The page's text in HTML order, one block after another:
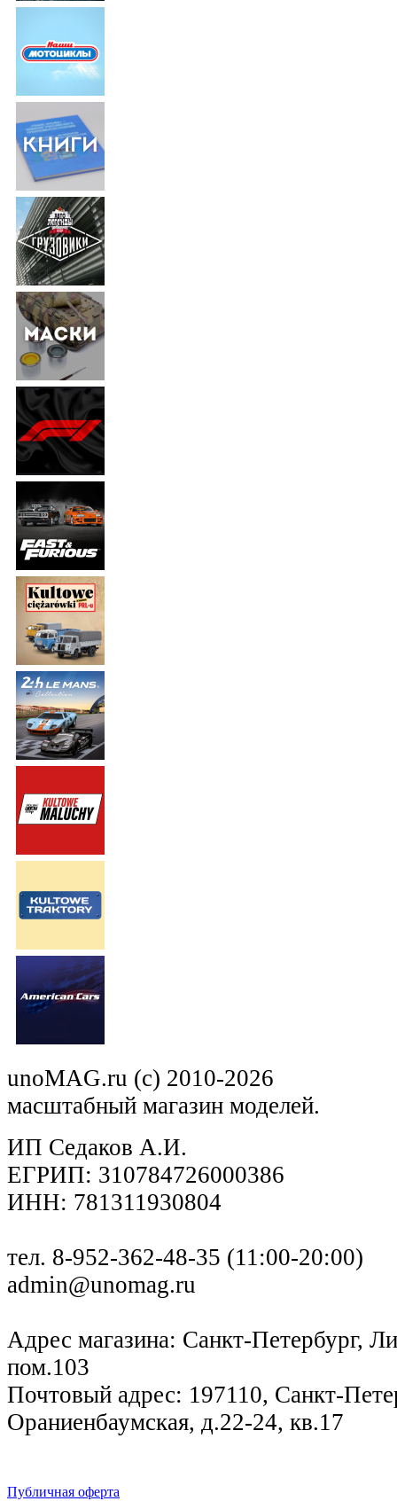
unoMAG.ru (c) 2010-2026
масштабный магазин моделей.
ИП Седаков А.И.
ЕГРИП: 310784726000386
ИНН: 781311930804
тел. 8-952-362-48-35 (11:00-20:00)
admin@unomag.ru
Адрес магазина: Санкт-Петербург,
пом.103
Почтовый адрес: 197110, Санкт-
Ораниенбаумская, д.22-24, кв.17
Публичная оферта